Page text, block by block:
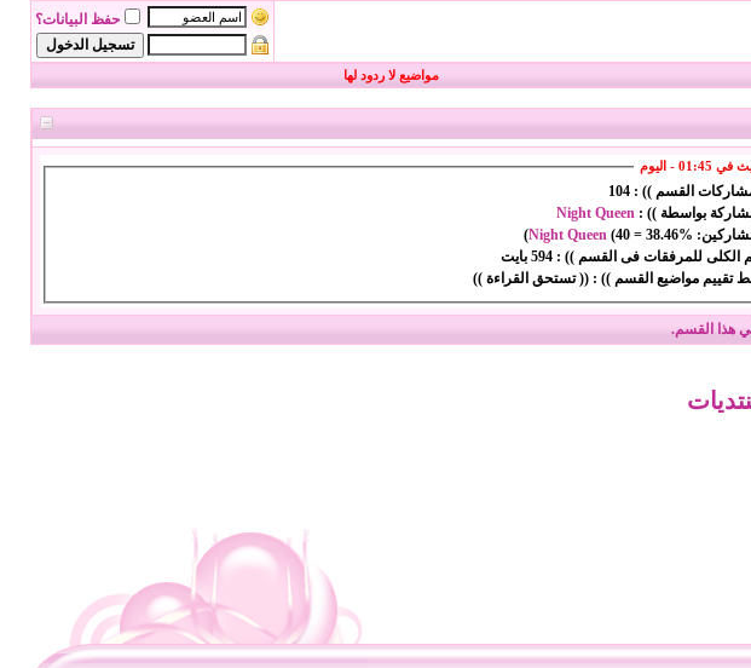
حفظ البيانات؟
مواضيع لا ردود لها
- اليوم
القسم )) : 104
بواسطة )) : Night Queen
Night Queen (40 = 38.46%
)
الكلى للمرفقات فى القسم )) : 594 بايت
تقييم مواضيع القسم )) : (( تستحق القراءة ))
هذا القسم.